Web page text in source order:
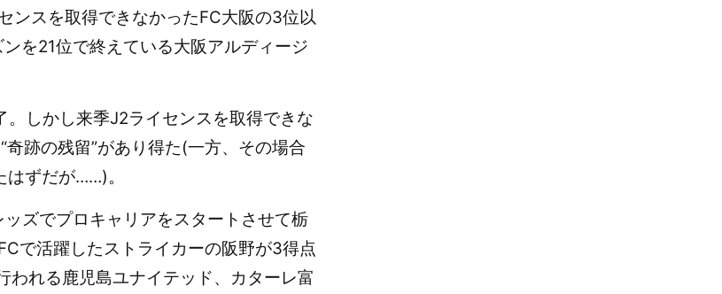
ンスを取得できなかったFC大阪の3位以
を21位で終えている大阪アルディージ
しかし来季J2ライセンスを取得できな
跡の残留”があり得た(一方、その場合
はずだが……)。
ズでプロキャリアをスタートさせて栃
で活躍したストライカーの阪野が3得点
れる鹿児島ユナイテッド、カターレ富